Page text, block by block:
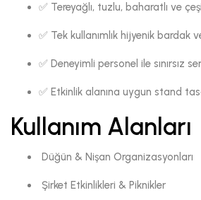
✅ Tereyağlı, tuzlu, baharatlı ve
✅ Tek kullanımlık hijyenik bardak
✅ Deneyimli personel ile sınırsız
✅ Etkinlik alanına uygun stand
Kullanım Alanları
Düğün & Nişan Organizasyonları
Şirket Etkinlikleri & Piknikler